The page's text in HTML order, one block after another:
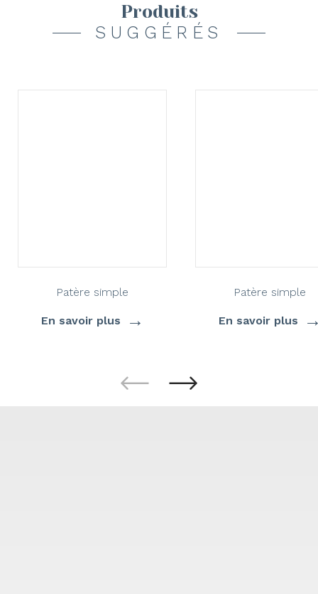
Produits
SUGGÉRÉS
Patère simple
En savoir plus →
Patère simple
En savoir plus